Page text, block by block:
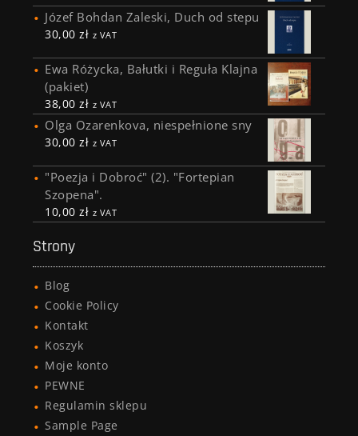
Józef Bohdan Zaleski, Duch od stepu
30,00zł z VAT
Ewa Różycka, Bałutki i Reguła Klajna
(pakiet)
38,00zł z VAT
Olga Ozarenkova, niespełnione sny
30,00zł z VAT
"Poezja i Dobroć" (2). "Fortepian
Szopena".
10,00zł z VAT
Strony
Blog
Cookie Policy
Kontakt
Koszyk
Moje konto
PEWNE
Regulamin sklepu
Sample Page